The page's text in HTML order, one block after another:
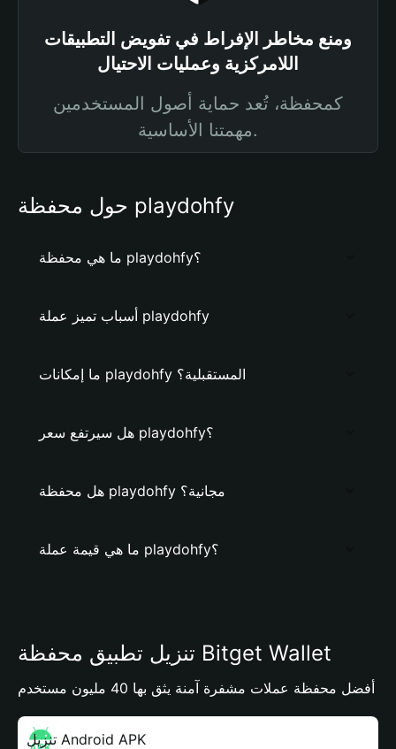
ومنع مخاطر الإفراط في تفويض التطبيقات
اللامركزية وعمليات الاحتيال
كمحفظة، تُعد حماية أصول المستخدمين
مهمتنا الأساسية.
حول محفظة playdohfy
ما هي محفظة playdohfy؟
أسباب تميز عملة playdohfy
ما إمكانات playdohfy المستقبلية؟
هل سيرتفع سعر playdohfy؟
هل محفظة playdohfy مجانية؟
ما هي قيمة عملة playdohfy؟
تنزيل تطبيق محفظة Bitget Wallet
أفضل محفظة عملات مشفرة آمنة يثق بها 40 مليون مستخدم
تنزيل Android APK